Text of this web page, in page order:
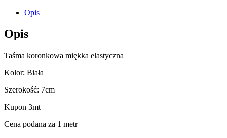
Opis
Opis
Taśma koronkowa miękka elastyczna
Kolor; Biała
Szerokość: 7cm
Kupon 3mt
Cena podana za 1 metr